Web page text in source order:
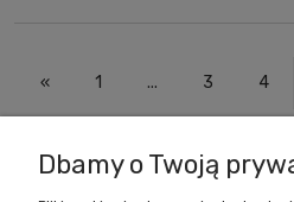
« 1 ... 3 4
Dbamy o Twoją